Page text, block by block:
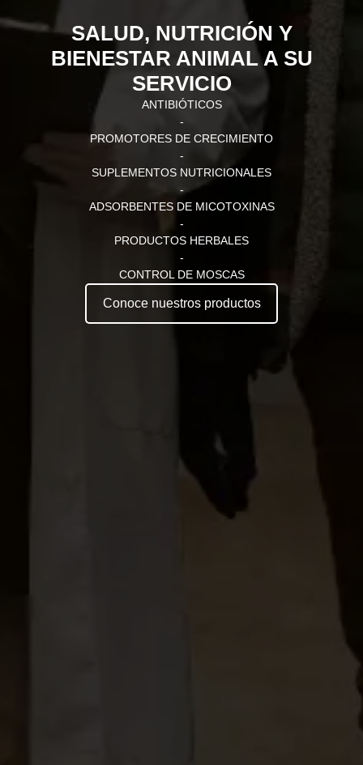
SALUD, NUTRICIÓN Y
BIENESTAR ANIMAL A SU
SERVICIO
ANTIBIÓTICOS
-
PROMOTORES DE CRECIMIENTO
-
SUPLEMENTOS NUTRICIONALES
-
ADSORBENTES DE MICOTOXINAS
-
PRODUCTOS HERBALES
-
CONTROL DE MOSCAS
Conoce nuestros productos